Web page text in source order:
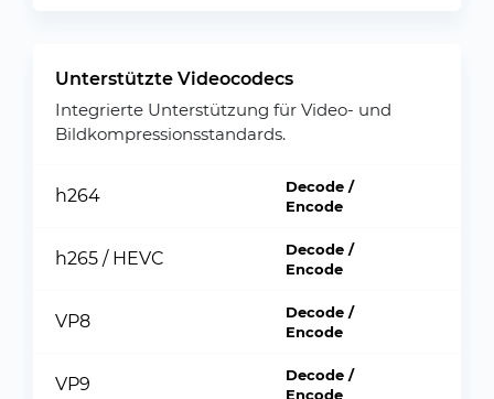
Unterstützte Videocodecs
Integrierte Unterstützung für Video- und
Bildkompressionsstandards.
h264
Decode /
Encode
h265 / HEVC
Decode /
Encode
VP8
Decode /
Encode
VP9
Decode /
Encode